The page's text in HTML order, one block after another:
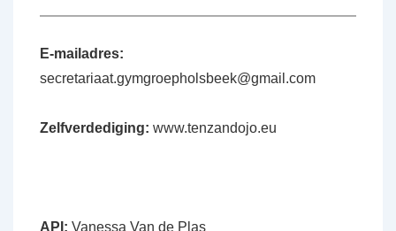
E-mailadres:
secretariaat.gymgroepholsbeek@gmail.com
Zelfverdediging: www.tenzandojo.eu
API: Vanessa Van de Plas